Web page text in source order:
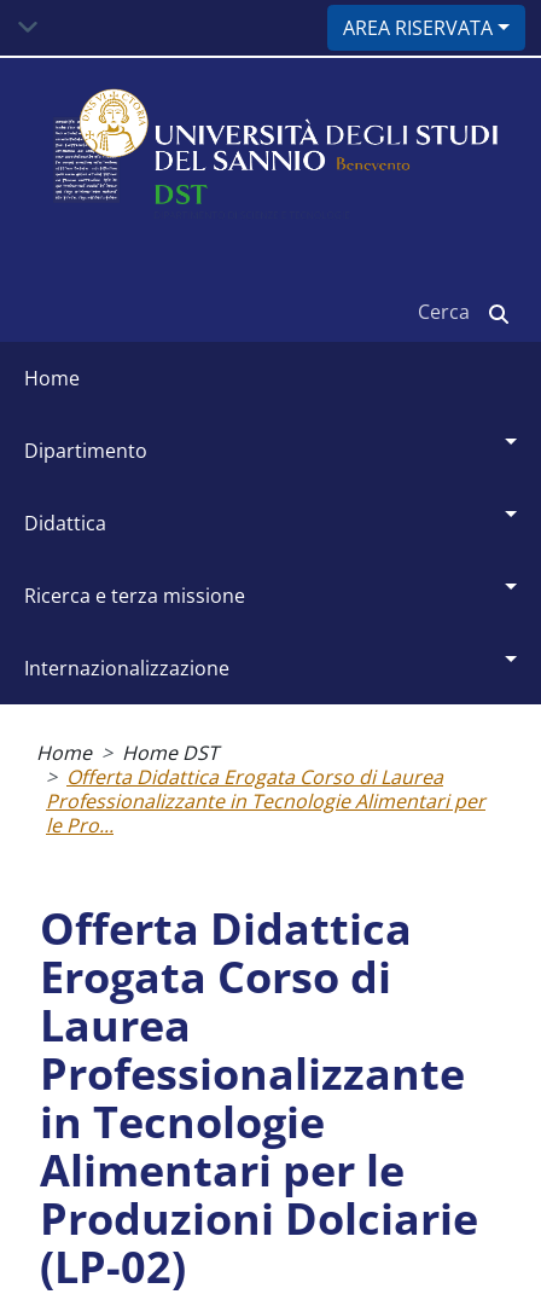
contenuto
AREA RISERVATA
dipartimentali
home
dipartimento
didattica
ricerca e terza missione
internazionalizzazione
pane
Home
Home DST
Offerta Didattica Erogata Corso di Laurea
Professionalizzante in Tecnologie Alimentari per
le Pro...
Offerta Didattica
Erogata Corso di
Laurea
Professionalizzante
in Tecnologie
Alimentari per le
Produzioni Dolciarie
(LP-02)